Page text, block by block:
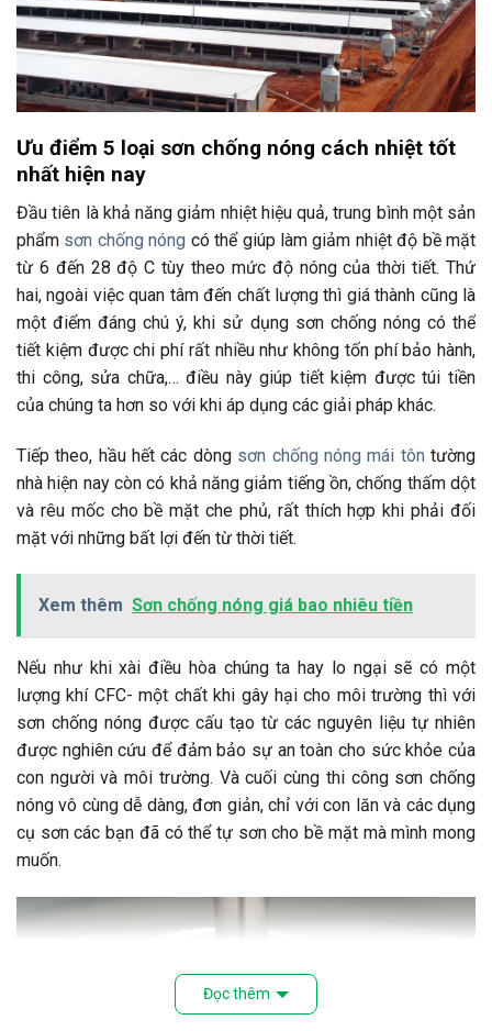
Ưu điểm 5 loại sơn chống nóng cách nhiệt tốt
nhất hiện nay
Đầu tiên là khả năng giảm nhiệt hiệu quả, trung bình một sản
phẩm sơn chống nóng có thể giúp làm giảm nhiệt độ bề mặt
từ 6 đến 28 độ C tùy theo mức độ nóng của thời tiết. Thứ
hai, ngoài việc quan tâm đến chất lượng thì giá thành cũng là
một điểm đáng chú ý, khi sử dụng sơn chống nóng có thể
tiết kiệm được chi phí rất nhiều như không tốn phí bảo hành,
thi công, sửa chữa,… điều này giúp tiết kiệm được túi tiền
của chúng ta hơn so với khi áp dụng các giải pháp khác.
Tiếp theo, hầu hết các dòng sơn chống nóng mái tôn tường
nhà hiện nay còn có khả năng giảm tiếng ồn, chống thấm dột
và rêu mốc cho bề mặt che phủ, rất thích hợp khi phải đối
mặt với những bất lợi đến từ thời tiết.
Xem thêm Sơn chống nóng giá bao nhiêu tiền
Nếu như khi xài điều hòa chúng ta hay lo ngại sẽ có một
lượng khí CFC- một chất khi gây hại cho môi trường thì với
sơn chống nóng được cấu tạo từ các nguyên liệu tự nhiên
được nghiên cứu để đảm bảo sự an toàn cho sức khỏe của
con người và môi trường. Và cuối cùng thi công sơn chống
nóng vô cùng dễ dàng, đơn giản, chỉ với con lăn và các dụng
cụ sơn các bạn đã có thể tự sơn cho bề mặt mà mình mong
muốn.
Đọc thêm